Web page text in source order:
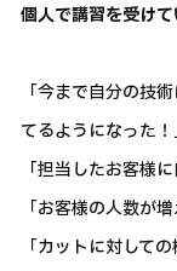
個人で講習を受け
「今まで自分の技
てるようになった！
「担当したお客様
「お客様の人数が
「カットに対して